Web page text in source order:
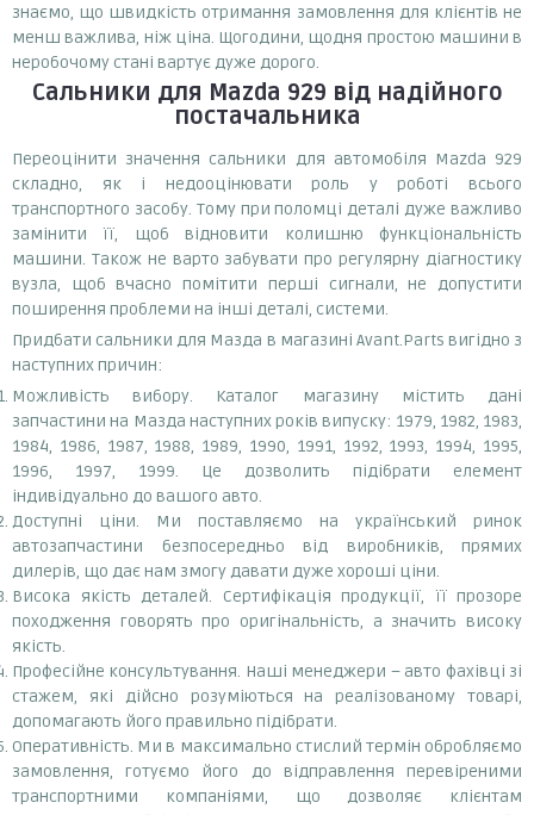
знаємо, що швидкість отримання замовлення для клієнтів не
менш важлива, ніж ціна. Щогодини, щодня простою машини в
неробочому стані вартує дуже дорого.
Сальники для Mazda 929 від надійного
постачальника
Переоцінити значення сальники для автомобіля Mazda 929
складно, як і недооцінювати роль у роботі всього
транспортного засобу. Тому при поломці деталі дуже важливо
замінити її, щоб відновити колишню функціональність
машини. Також не варто забувати про регулярну діагностику
вузла, щоб вчасно помітити перші сигнали, не допустити
поширення проблеми на інші деталі, системи.
Придбати сальники для Мазда в магазині Avant.Parts вигідно з
наступних причин:
Можливість вибору. Каталог магазину містить дані
запчастини на Мазда наступних років випуску: 1979, 1982, 1983,
1984, 1986, 1987, 1988, 1989, 1990, 1991, 1992, 1993, 1994, 1995,
1996, 1997, 1999. Це дозволить підібрати елемент
індивідуально до вашого авто.
Доступні ціни. Ми поставляємо на український ринок
автозапчастини безпосередньо від виробників, прямих
дилерів, що дає нам змогу давати дуже хороші ціни.
Висока якість деталей. Сертифікація продукції, її прозоре
походження говорять про оригінальність, а значить високу
якість.
Професійне консультування. Наші менеджери – авто фахівці зі
стажем, які дійсно розуміються на реалізованому товарі,
допомагають його правильно підібрати.
Оперативність. Ми в максимально стислий термін обробляємо
замовлення, готуємо його до відправлення перевіреними
транспортними компаніями, що дозволяє клієнтам